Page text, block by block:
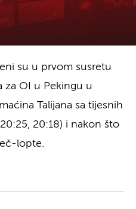
su u prvom susretu
za OI u Pekingu u
Talijana sa tijesnih
20:18) i nakon što
lopte.